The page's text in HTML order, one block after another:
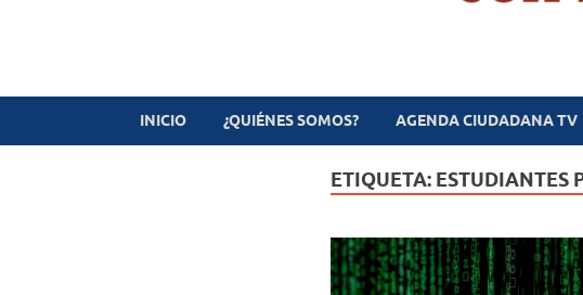
Revista digital
INICIO ¿QUIÉNES SOMOS? AGENDA CIUDADANA TV
ETIQUETA: ESTUDIANTES